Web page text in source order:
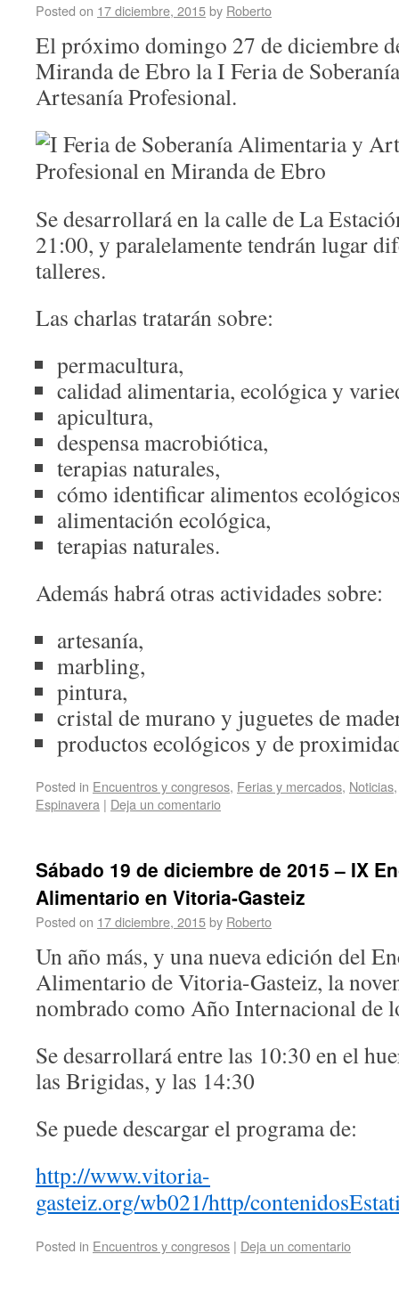
Posted on 17 diciembre, 2015by Roberto
El próximo domingo 27 de diciembre
Miranda de Ebro la I Feria de
Artesanía Profesional.
Se desarrollará en la calle de La
21:00, y paralelamente tendrán lugar
talleres.
Las charlas tratarán sobre:
permacultura,
calidad alimentaria, ecológica y
apicultura,
despensa macrobiótica,
terapias naturales,
cómo identificar alimentos
alimentación ecológica,
terapias naturales.
Además habrá otras actividades sobre:
artesanía,
marbling,
pintura,
cristal de murano y juguetes de
productos ecológicos y de
Posted in Encuentros y congresos, Ferias y mercados, Noticias
Espinavera | Deja un comentario
Sábado 19 de diciembre de 2015 – IX
Alimentario en Vitoria-Gasteiz
Posted on 17 diciembre, 2015by Roberto
Un año más, y una nueva edición del
Alimentario de Vitoria-Gasteiz, la
nombrado como Año Internacional de
Se desarrollará entre las 10:30 en el
las Brigidas, y las 14:30
Se puede descargar el programa de:
http://www.vitoria-
gasteiz.org/wb021/http/
Posted in Encuentros y congresos | Deja un comentario